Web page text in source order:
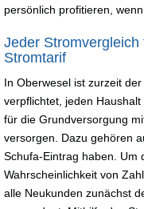
persönlich profitieren,
Jeder
Stromtarif
In Oberwesel ist zurzeit
verpflichtet, jeden
für die Grundversorgung
versorgen. Dazu gehören
Schufa-Eintrag haben. Um
Wahrscheinlichkeit von
alle Neukunden zunächst